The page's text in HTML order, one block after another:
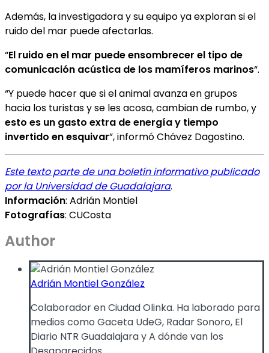
Además, la investigadora y su equipo ya exploran si el
ruido del mar puede afectarlas.
“El ruido en el mar puede ensombrecer el tipo de
comunicación acústica de los mamíferos marinos“.
“Y puede hacer que si el animal avanza en grupos
hacia los turistas y se les acosa, cambian de rumbo, y
esto es un gasto extra de energía y tiempo
invertido en esquivar”, informó Chávez Dagostino.
Este texto parte de una boletín informativo publicado
por la Universidad de Guadalajara.
Información: Adrián Montiel
Fotografías: CUCosta
Author
Adrián Montiel González
Colaborador en Ciudad Olinka. Ha laborado para
medios como Gaceta UdeG, Radar Sonoro, El
Diario NTR Guadalajara y A dónde van los